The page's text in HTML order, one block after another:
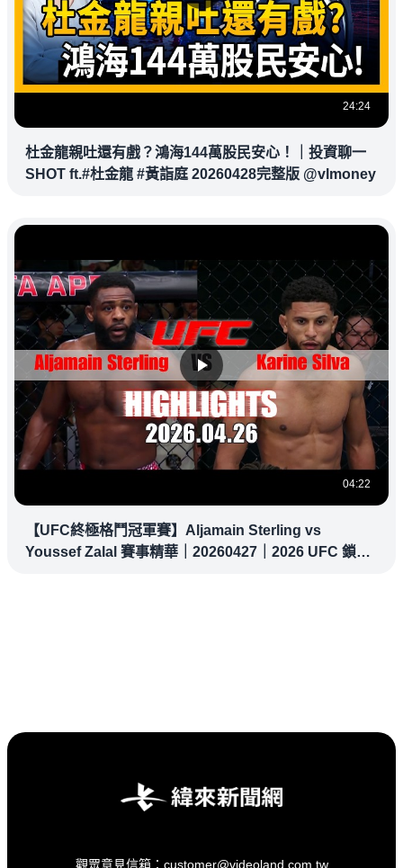
24:24
杜金龍親吐還有戲？鴻海144萬股民安心！｜投資聊一
SHOT ft.#杜金龍 #黃詣庭 20260428完整版 @vlmoney
04:22
【UFC終極格鬥冠軍賽】Aljamain Sterling vs
Youssef Zalal 賽事精華｜20260427｜2026 UFC 鎖定
觀眾意見信箱：customer@videoland.com.tw